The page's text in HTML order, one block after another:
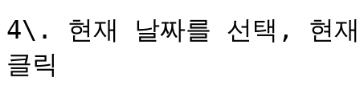
4\. 현재 날짜를 선택, 현
클릭